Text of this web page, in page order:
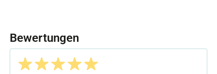
Bewertungen